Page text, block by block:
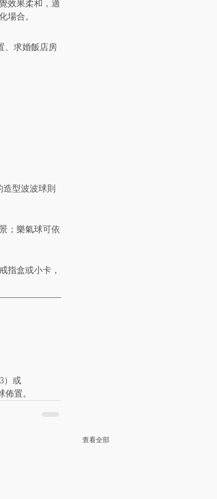
效果柔和，適
場合。
、求婚飯店房
造型波波球則
；樂氣球可依
指盒或小卡，
）或
置。
查看全部